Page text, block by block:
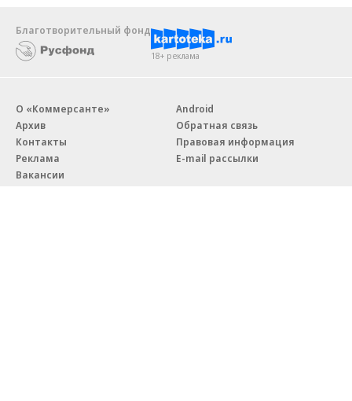
Благотворительный фонд
18+ реклама
О «Коммерсанте»
Архив
Контакты
Реклама
Вакансии
Android
Обратная связь
Правовая информация
E-mail рассылки